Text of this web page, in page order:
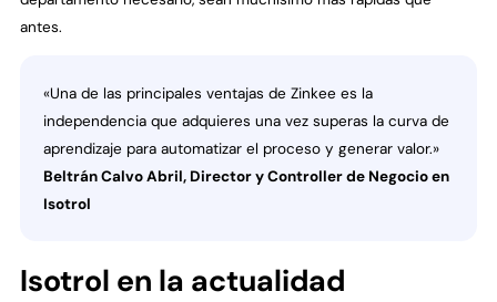
antes.
«Una de las principales ventajas de Zinkee es la
independencia que adquieres una vez superas la curva de
aprendizaje para automatizar el proceso y generar valor.»
Beltrán Calvo Abril, Director y Controller de Negocio en
Isotrol
Isotrol en la actualidad